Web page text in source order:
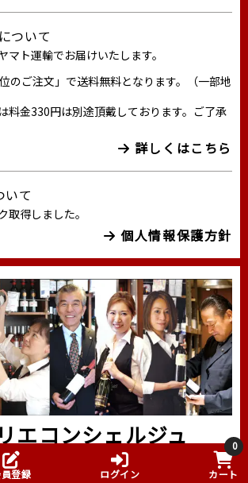
登録 ログイン
0
カート
ついて
マト運輸でお届けいたします。
のご注文」で送料無料となります。（一部地
料金330円は別途頂戴しております。ご了承
詳しくはこちら
いて
取得しました。
個人情報保護方針
エコンシェルジュ
03-5413-3213